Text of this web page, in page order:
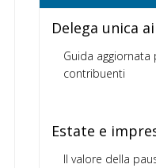
Delega unica
Guida
contribuenti
Estate e
Il valore della